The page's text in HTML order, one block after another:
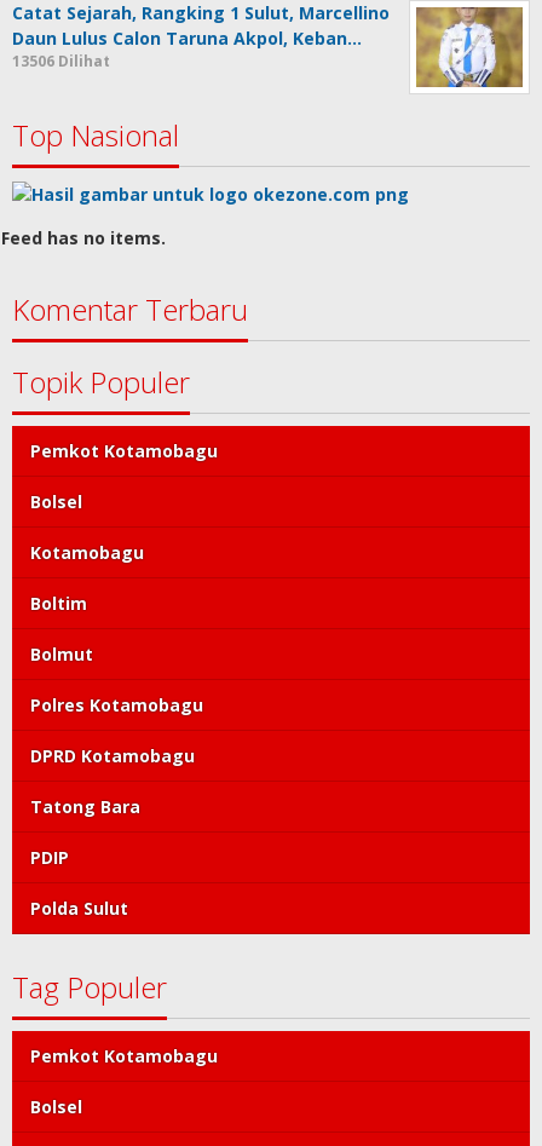
Catat Sejarah, Rangking 1 Sulut, Marcellino
Daun Lulus Calon Taruna Akpol, Keban…
13506 Dilihat
Top Nasional
Feed has no items.
Komentar Terbaru
Topik Populer
Pemkot Kotamobagu
Bolsel
Kotamobagu
Boltim
Bolmut
Polres Kotamobagu
DPRD Kotamobagu
Tatong Bara
PDIP
Polda Sulut
Tag Populer
Pemkot Kotamobagu
Bolsel